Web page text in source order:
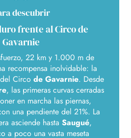
descubrir
frente al Circo de
Gavarnie
22 km y 1.000 m de
recompensa inolvidable: la
Circo de Gavarnie. Desde
, las primeras curvas cerradas
en marcha las piernas,
una pendiente del 21%. La
asciende hasta Saugué,
a poco una vasta meseta